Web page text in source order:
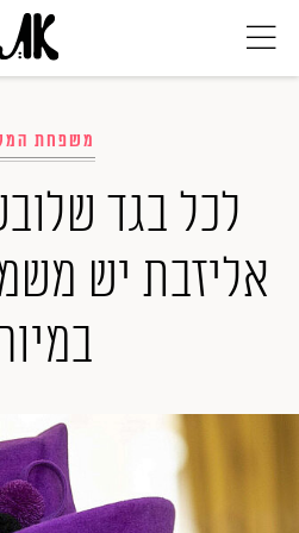
אופנה
ביוטי
סלבס
ערוצים
המגזין
משפחת
לכל בגד
אליזבת יש